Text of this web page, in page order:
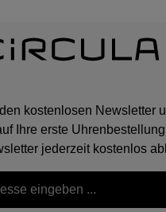
kostenlosen Newsletter
Ihre erste
jederzeit kostenlos